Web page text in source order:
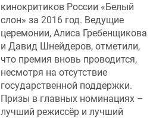
кинокритиков России «Белый
слон» за 2016 год. Ведущие
церемонии, Алиса Гребенщикова
и Давид Шнейдеров, отметили,
что премия вновь проводится,
несмотря на отсутствие
государственной поддержки.
Призы в главных номинациях –
лучший режиссёр и лучший